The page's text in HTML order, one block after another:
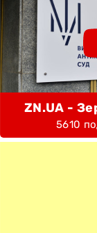
ZN.UA -
5610